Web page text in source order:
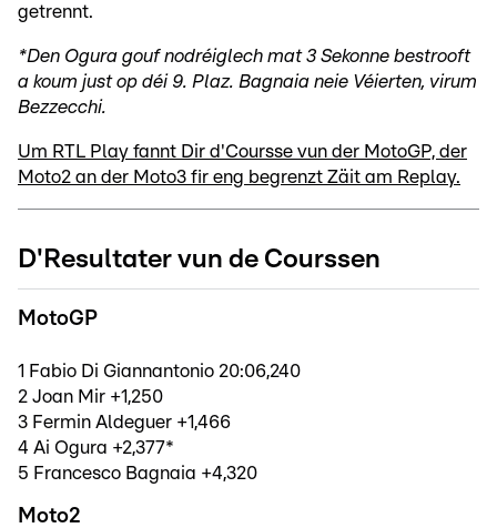
getrennt.
*Den Ogura gouf nodréiglech mat 3 Sekonne bestrooft
a koum just op déi 9. Plaz. Bagnaia neie Véierten, virum
Bezzecchi.
Um RTL Play fannt Dir d'Coursse vun der MotoGP, der
Moto2 an der Moto3 fir eng begrenzt Zäit am Replay.
D'Resultater vun de Courssen
MotoGP
1 Fabio Di Giannantonio 20:06,240
2 Joan Mir +1,250
3 Fermin Aldeguer +1,466
4 Ai Ogura +2,377*
5 Francesco Bagnaia +4,320
Moto2